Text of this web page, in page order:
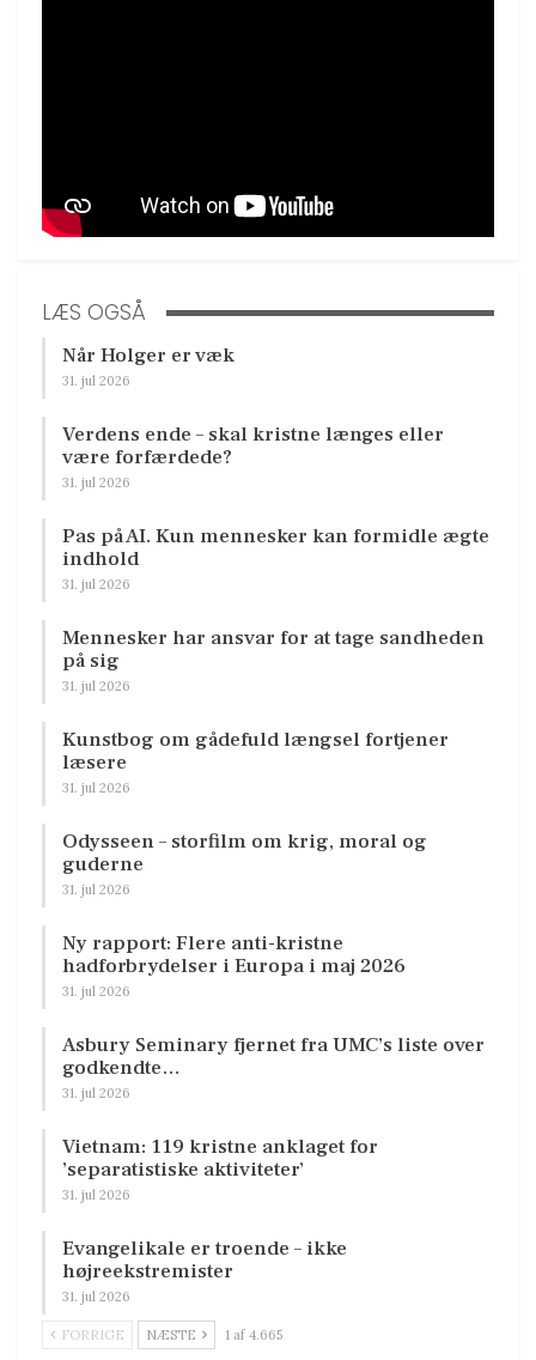
LÆS OGSÅ
Når Holger er væk
31. jul 2026
Verdens ende – skal kristne længes eller
være forfærdede?
31. jul 2026
Pas på AI. Kun mennesker kan formidle ægte
indhold
31. jul 2026
Mennesker har ansvar for at tage sandheden
på sig
31. jul 2026
Kunstbog om gådefuld længsel fortjener
læsere
31. jul 2026
Odysseen – storfilm om krig, moral og
guderne
31. jul 2026
Ny rapport: Flere anti-kristne
hadforbrydelser i Europa i maj 2026
31. jul 2026
Asbury Seminary fjernet fra UMC’s liste over
godkendte…
31. jul 2026
Vietnam: 119 kristne anklaget for
’separatistiske aktiviteter’
31. jul 2026
Evangelikale er troende – ikke
højreekstremister
31. jul 2026
FORRIGE NÆSTE 1 af 4.665